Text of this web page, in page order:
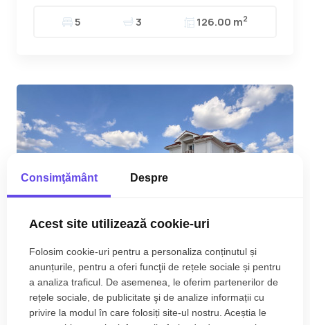
5 3 126.00 m2
Casa de vanzare 5 camere si teren de 950 mp -
Mosnita Noua
Consimţământ Despre
Acest site utilizează cookie-uri
Folosim cookie-uri pentru a personaliza conținutul și
anunțurile, pentru a oferi funcţii de rețele sociale și pentru
a analiza traficul. De asemenea, le oferim partenerilor de
rețele sociale, de publicitate şi de analize informații cu
privire la modul în care folosiți site-ul nostru. Aceștia le